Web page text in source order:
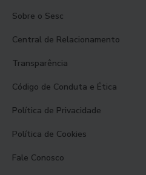
Sobre o Sesc
Central de Relacionamento
Transparência
Código de Conduta e Ética
Política de Privacidade
Política de Cookies
Fale Conosco